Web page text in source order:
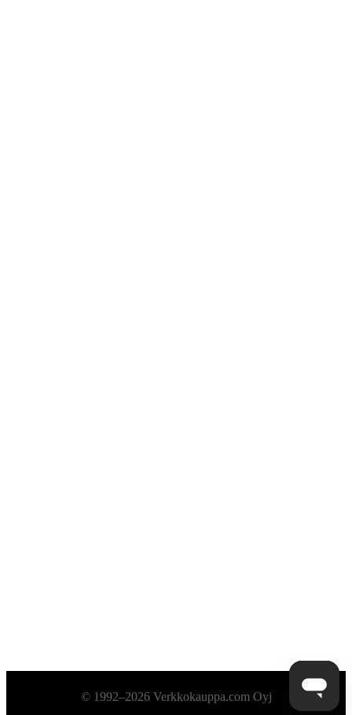
Alatunniste© 1992–2026 Verkkokauppa.com Oyj